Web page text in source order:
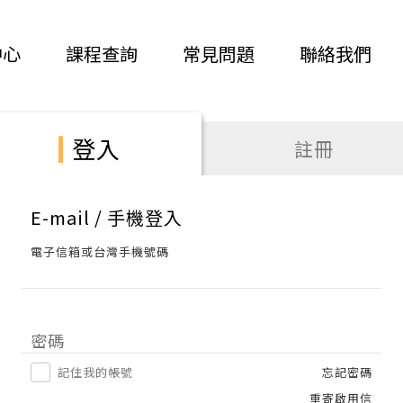
課程查詢 常見問題 聯絡我們
登入 註冊
E-mail / 手機登入
電子信箱或台灣手機號碼
密碼
記住我的帳號
忘記密碼
重寄啟用信